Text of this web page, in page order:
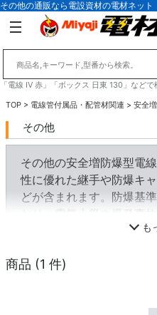
その他の通販なら電設資材の電材ネット
「電線 IV 赤」「ボックス 日東 130」など
TOP > 電線管付属品・配管材関連 > 安全
その他
その他の安全増防爆型電
性に優れた継手や防爆キ
どが含まれます。防爆基
おり、電気火災や爆発事
も
商品 (1 件)